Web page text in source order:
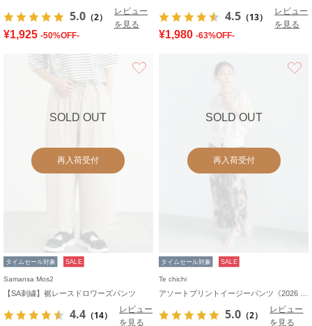
5.0 （2）
レビュー
を見る
¥1,925 -50%OFF-
4.5 （13）
レビュー
を見る
¥1,980 -63%OFF-
SOLD OUT
再入荷受付
タイムセール対象 SALE
Samansa Mos2
【SA刺繍】裾レースドロワーズパンツ
4.4 （14）
レビュー
を見る
SOLD OUT
再入荷受付
タイムセール対象 SALE
Te chichi
5.0 （2）
レビュー
を見る